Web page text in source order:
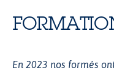
En 2023 nos formés